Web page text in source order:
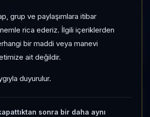
grup ve paylaşımlara itibar
rica ederiz. İlgili içeriklerden
bir maddi veya manevi
ait değildir.
duyurulur.
sonra bir daha aynı
sıralaması